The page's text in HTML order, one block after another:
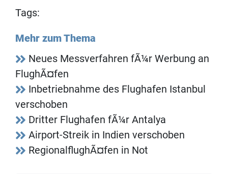
Tags:
Mehr zum Thema
Neues Messverfahren fÃ¼r Werbung an
FlughÃ¤fen
Inbetriebnahme des Flughafen Istanbul
verschoben
Dritter Flughafen fÃ¼r Antalya
Airport-Streik in Indien verschoben
RegionalflughÃ¤fen in Not